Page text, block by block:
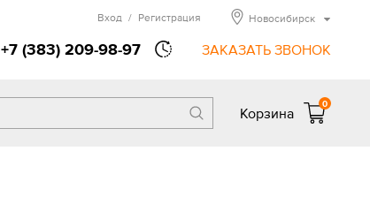
+7 (383) 209-98-97 ЗАКАЗАТЬ ЗВОНОК
Вход / Регистрация Новосибирск
Корзина
0